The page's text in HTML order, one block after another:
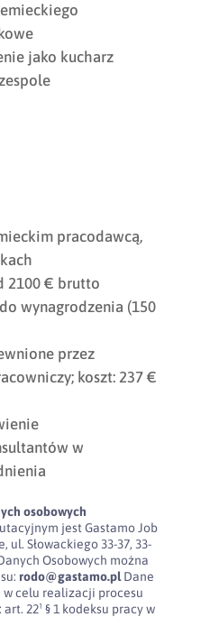
jako kucharz
pracodawcą,
2100 € brutto
wynagrodzenia (150
przez
koszt: 237 €
w
osobowych
jest Gastamo Job
ul. Słowackiego 33-37, 33-
Osobowych można
rodo@gastamo.plDane
celu realizacji procesu
22¹ § 1 kodeksu pracy w